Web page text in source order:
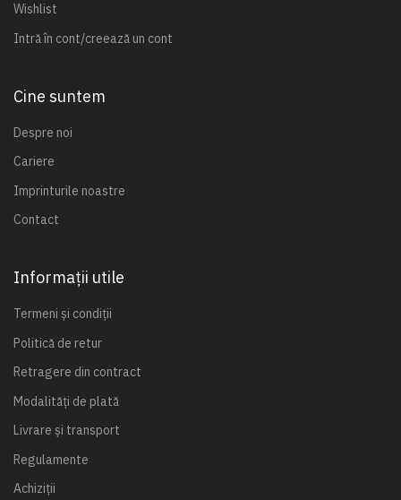
Wishlist
Intră în cont/creează un cont
Cine suntem
Despre noi
Cariere
Imprinturile noastre
Contact
Informații utile
Termeni și condiții
Politică de retur
Retragere din contract
Modalități de plată
Livrare și transport
Regulamente
Achiziții